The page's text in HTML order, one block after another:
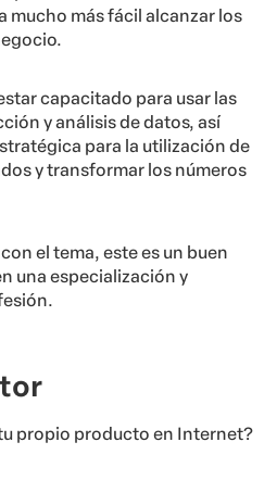
mucho más fácil alcanzar los
capacitado para usar las
y análisis de datos, así
para la utilización de
y transformar los números
el tema, este es un buen
una especialización y
propio producto en Internet?